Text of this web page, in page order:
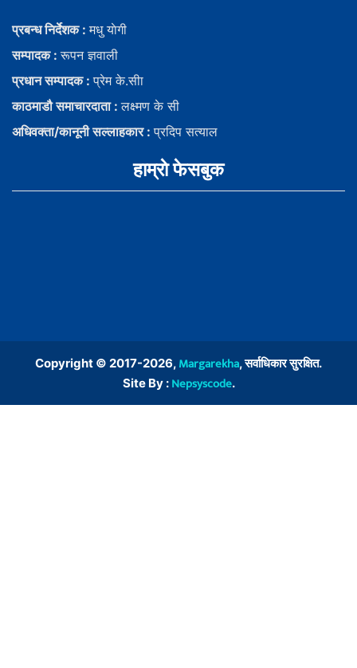
प्रबन्ध निर्देशक :मधु याेगी
सम्पादक :रूपन ज्ञवाली
प्रधान सम्पादक :प्रेम के.सीा
काठमाडौ समाचारदाता :लक्ष्मण के सी
अधिवक्ता/कानूनी सल्लाहकार :प्रदिप सत्याल
हाम्राे फेसबुक
Copyright © 2017-2026, Margarekha, सर्वाधिकार सुरक्षित.
Site By : Nepsyscode.